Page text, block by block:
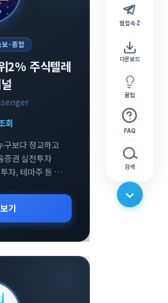
웹 접속 Z
다운로드
꿀팁
FAQ
검색
보·종합
2% 주식텔레
회
구보다 정교하고
증권 실전투자
자, 테마주 등 돈
기